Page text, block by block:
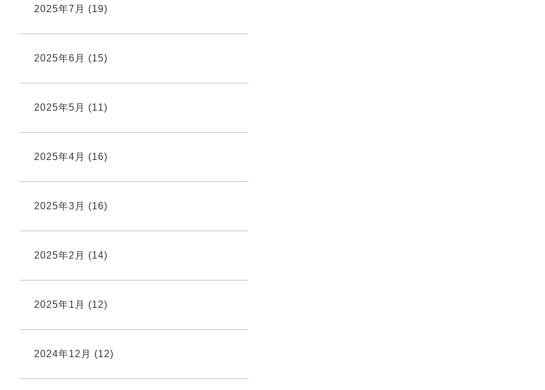
2025年7月 (19)
2025年6月 (15)
2025年5月 (11)
2025年4月 (16)
2025年3月 (16)
2025年2月 (14)
2025年1月 (12)
2024年12月 (12)